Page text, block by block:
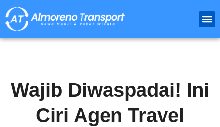
Wajib Diwaspadai! Ini
Ciri Agen Travel